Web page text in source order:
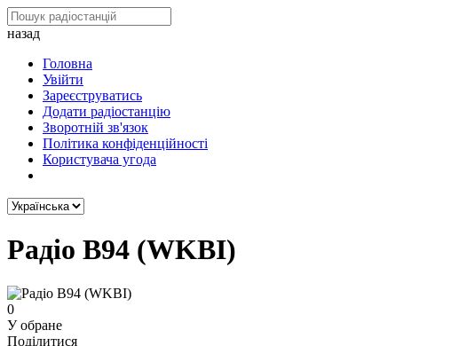
назад
Головна
Увійти
Зареєструватись
Додати радіостанцію
Зворотній зв'язок
Політика конфіденційності
Користувача угода
Радіо B94 (WKBI)
0
У обране
Поділитися